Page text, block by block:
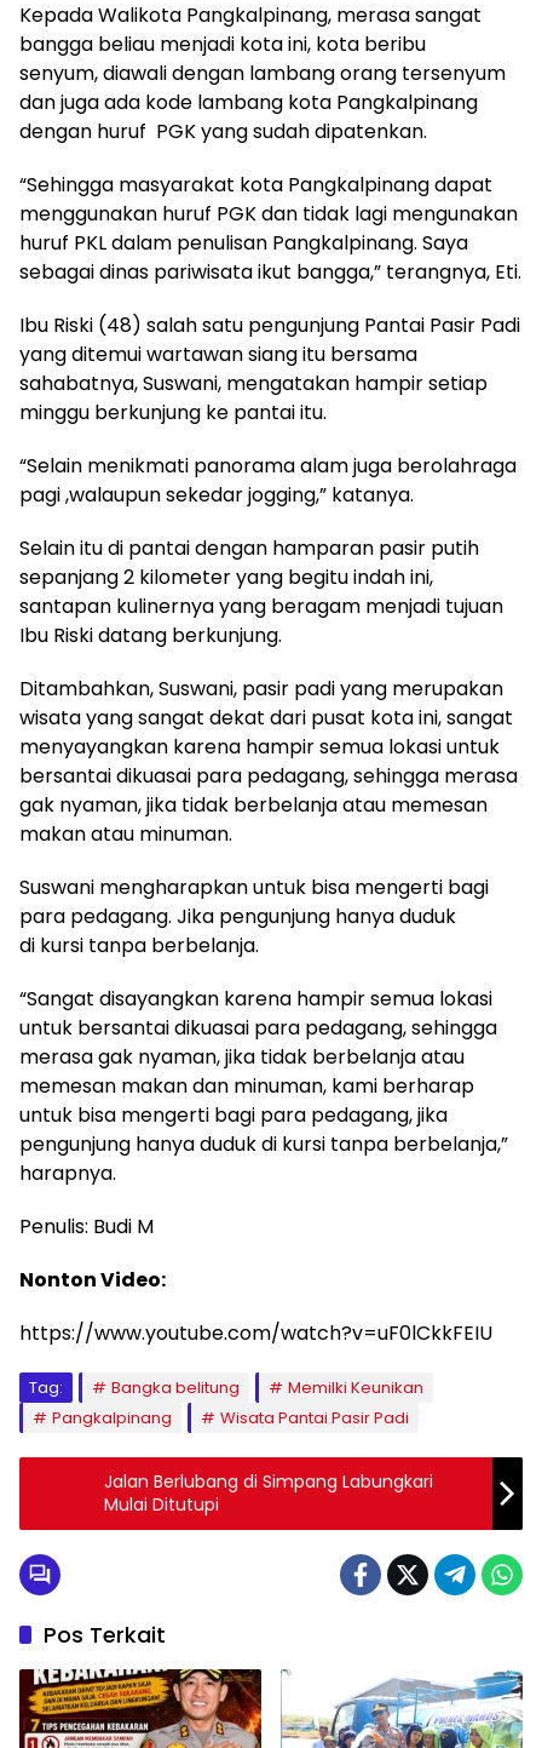
Kepada Walikota Pangkalpinang, merasa sangat
bangga beliau menjadi kota ini, kota beribu
senyum, diawali dengan lambang orang tersenyum
dan juga ada kode lambang kota Pangkalpinang
dengan huruf PGK yang sudah dipatenkan.
“Sehingga masyarakat kota Pangkalpinang dapat
menggunakan huruf PGK dan tidak lagi mengunakan
huruf PKL dalam penulisan Pangkalpinang. Saya
sebagai dinas pariwisata ikut bangga,” terangnya, Eti.
Ibu Riski (48) salah satu pengunjung Pantai Pasir Padi
yang ditemui wartawan siang itu bersama
sahabatnya, Suswani, mengatakan hampir setiap
minggu berkunjung ke pantai itu.
“Selain menikmati panorama alam juga berolahraga
pagi ,walaupun sekedar jogging,” katanya.
Selain itu di pantai dengan hamparan pasir putih
sepanjang 2 kilometer yang begitu indah ini,
santapan kulinernya yang beragam menjadi tujuan
Ibu Riski datang berkunjung.
Ditambahkan, Suswani, pasir padi yang merupakan
wisata yang sangat dekat dari pusat kota ini, sangat
menyayangkan karena hampir semua lokasi untuk
bersantai dikuasai para pedagang, sehingga merasa
gak nyaman, jika tidak berbelanja atau memesan
makan atau minuman.
Suswani mengharapkan untuk bisa mengerti bagi
para pedagang. Jika pengunjung hanya duduk
di kursi tanpa berbelanja.
“Sangat disayangkan karena hampir semua lokasi
untuk bersantai dikuasai para pedagang, sehingga
merasa gak nyaman, jika tidak berbelanja atau
memesan makan dan minuman, kami berharap
untuk bisa mengerti bagi para pedagang, jika
pengunjung hanya duduk di kursi tanpa berbelanja,”
harapnya.
Penulis: Budi M
Nonton Video:
https://www.youtube.com/watch?v=uF0lCkkFEIU
Tag: Bangka belitung
Memilki Keunikan
Pangkalpinang
Wisata Pantai Pasir Padi
Jalan Berlubang di Simpang Labungkari
Mulai Ditutupi
Pos Terkait